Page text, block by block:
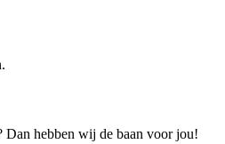
Dan hebben wij de baan voor jou!